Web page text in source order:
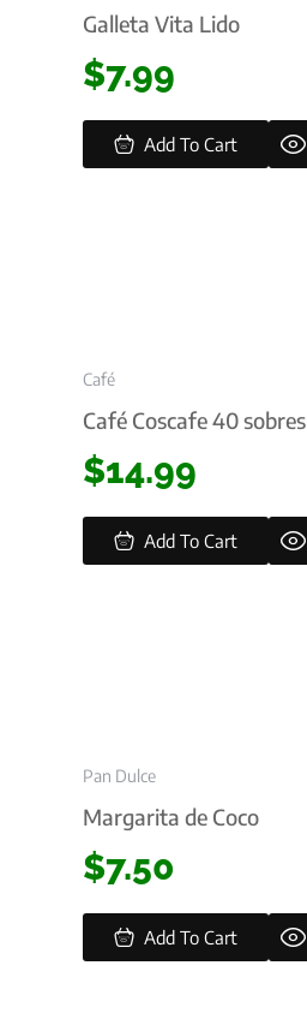
Galleta Vita Lido
$7.99
Add To Cart
Café
Café Coscafe 40 sobres
$14.99
Add To Cart
Pan Dulce
Margarita de Coco
$7.50
Add To Cart